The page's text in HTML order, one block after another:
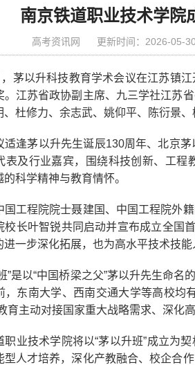
南京铁道职业技术学院
高考资讯网 更新时间：2026-05-30
以升科技教育学术会议在江苏镇江
。江苏省政协副主席、九三学社江苏
、杜修力、余志武、姚仰平、陈衍景
茅以升先生诞辰130周年、北京茅
表及行业嘉宾，围绕科技创新、工
科学精神与教育情怀。
程院院士聂建国、中国工程院外籍
校长叶智锐共同启动并宣布成立全国
进一步深化拓展，也为高水平技术技能
以“中国桥梁之父”茅以升先生命名
，东南大学、西南交通大学等高校均
育主动对接国家重大战略需求、深化
技术学院将以“茅以升班”成立为契
型人才培养，深化产教融合、校企合